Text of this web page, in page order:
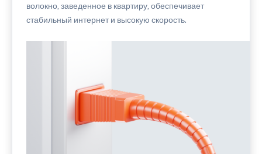
волокно, заведенное в квартиру, обеспечивает
стабильный интернет и высокую скорость.